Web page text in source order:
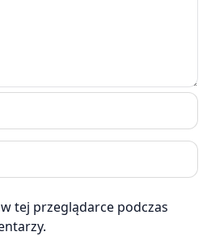
tej przeglądarce podczas